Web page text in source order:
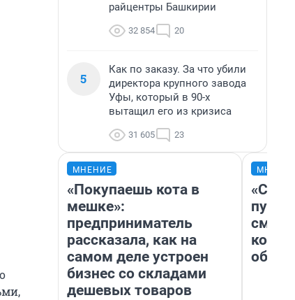
райцентры Башкирии
32 854 20
5
Как по заказу. За что убили
директора крупного завода
Уфы, который в 90-х
вытащил его из кризиса
31 605 23
МНЕНИЕ
«Покупаешь кота в
мешке»:
предприниматель
рассказала, как на
самом деле устроен
бизнес со складами
дешевых товаров